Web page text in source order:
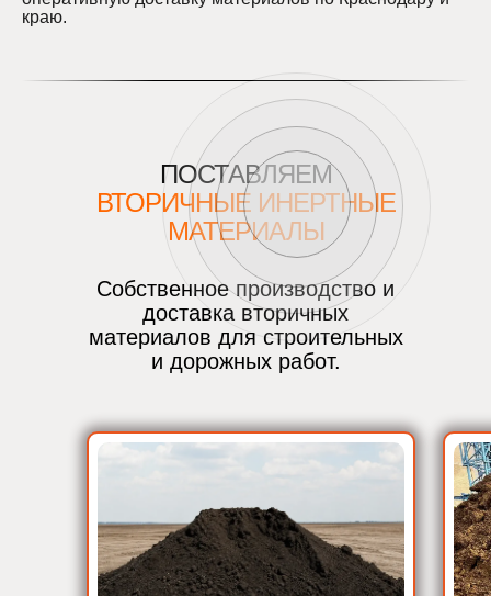
краю.
ПОСТАВЛЯЕМ
ВТОРИЧНЫЕ ИНЕРТНЫЕ
МАТЕРИАЛЫ
Собственное производство и
доставка вторичных
материалов для строительных
и дорожных работ.